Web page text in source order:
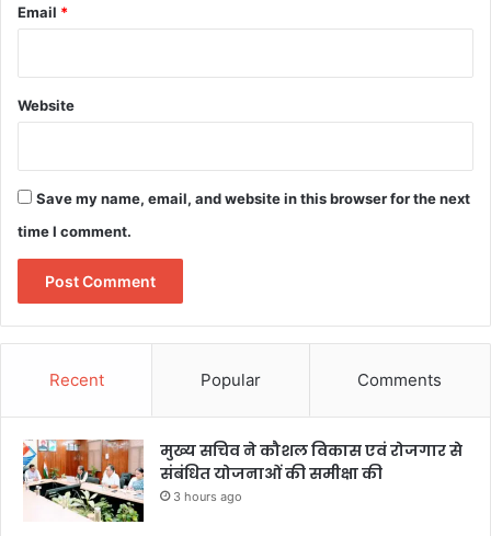
Email *
Website
Save my name, email, and website in this browser for the next
time I comment.
Recent Popular Comments
मुख्य सचिव ने कौशल विकास एवं रोजगार से
संबंधित योजनाओं की समीक्षा की
3 hours ago